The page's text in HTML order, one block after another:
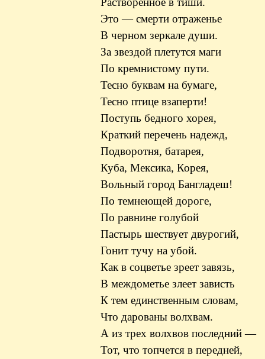
Это — смерти отраженье
В черном зеркале души.
За звездой плетутся маги
По кремнистому пути.
Тесно буквам на бумаге,
Тесно птице взаперти!
Поступь бедного хорея,
Краткий перечень надежд,
Подворотня, батарея,
Куба, Мексика, Корея,
Вольный город Бангладеш!
По темнеющей дороге,
По равнине голубой
Пастырь шествует двурогий,
Гонит тучу на убой.
Как в соцветье зреет завязь,
В междометье злеет зависть
К тем единственным словам,
Что дарованы волхвам.
А из трех волхвов последний —
Тот, что топчется в передней,